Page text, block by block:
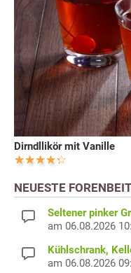
Dirndllikör mit Vanille
NEUESTE
Seltener pinker
am 06.08.2026
Kühlschrank,
am 06.08.2026